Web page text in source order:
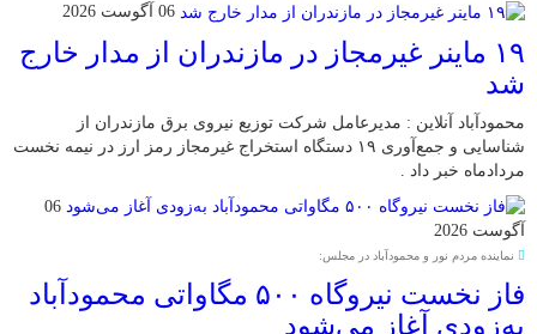
06 آگوست 2026
۱۹ ماینر غیرمجاز در مازندران از مدار خارج
شد
محمودآباد آنلاین : مدیرعامل شرکت توزیع نیروی برق مازندران از
شناسایی و جمع‌آوری ۱۹ دستگاه استخراج غیرمجاز رمز ارز در نیمه نخست
مردادماه خبر داد .
06
آگوست 2026
نماینده مردم نور و محمودآباد در مجلس:
فاز نخست نیروگاه ۵۰۰ مگاواتی محمودآباد
به‌زودی آغاز می‌شود